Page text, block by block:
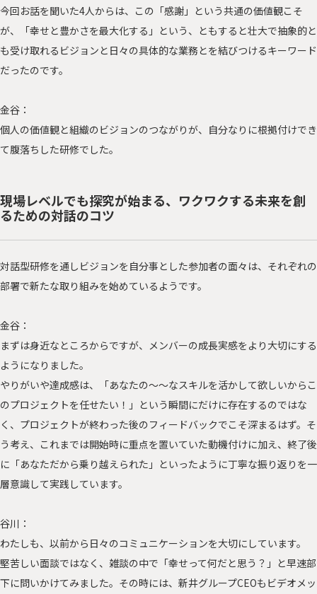
今回お話を聞いた4人からは、この「感謝」という共通の価値観こそ
が、「幸せと豊かさを最大化する」という、ともすると壮大で抽象的と
も受け取れるビジョンと日々の具体的な業務とを結びつけるキーワード
だったのです。
金谷：
個人の価値観と組織のビジョンのつながりが、自分なりに根拠付けでき
て腹落ちした研修でした。
現場レベルでも探究が始まる、ワクワクする未来を創
るための対話のコツ
対話型研修を通しビジョンを自分事とした参加者の面々は、それぞれの
部署で新たな取り組みを始めているようです。
金谷：
まずは身近なところからですが、メンバーの成長実感をより大切にする
ようになりました。
やりがいや達成感は、「あなたの～～なスキルを活かして欲しいからこ
のプロジェクトを任せたい！」という瞬間にだけに存在するのではな
く、プロジェクトが終わった後のフィードバックでこそ深まるはず。そ
う考え、これまでは開始時に重点を置いていた動機付けに加え、終了後
に「あなただから乗り越えられた」といったように丁寧な振り返りを一
層意識して実践しています。
谷川：
わたしも、以前から日々のコミュニケーションを大切にしています。
堅苦しい面談ではなく、雑談の中で「幸せって何だと思う？」と早速部
下に問いかけてみました。その時には、新井グループCEOもビデオメッ